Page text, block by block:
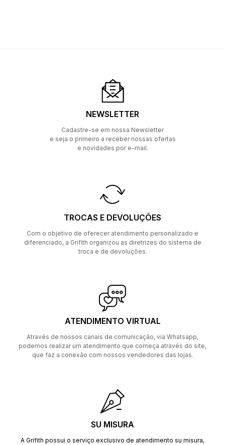
NEWSLETTER
Cadastre-se em nossa Newsletter
e seja o primeiro a receber nossas ofertas
e novidades por e-mail.
TROCAS E DEVOLUÇÕES
Com o objetivo de oferecer atendimento personalizado e
diferenciado, a Grifith organizou as diretrizes do sistema de
troca e de devoluções.
ATENDIMENTO VIRTUAL
Através de nossos canais de comunicação, via Whatsapp,
podemos realizar um atendimento que começa através do site,
que faz a conexão com nossos vendedores das lojas.
SU MISURA
A Grifith possui o serviço exclusivo de atendimento su misura,